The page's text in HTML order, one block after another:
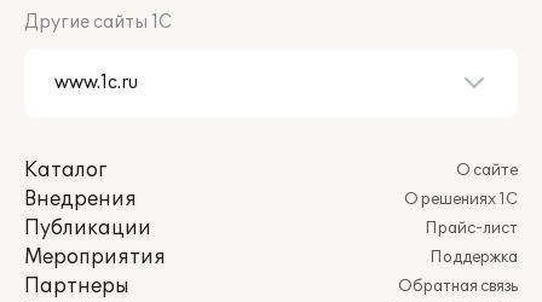
Другие сайты 1С
Каталог
Внедрения
Публикации
Мероприятия
Партнеры
О сайте
О решениях 1С
Прайс-лист
Поддержка
Обратная связь